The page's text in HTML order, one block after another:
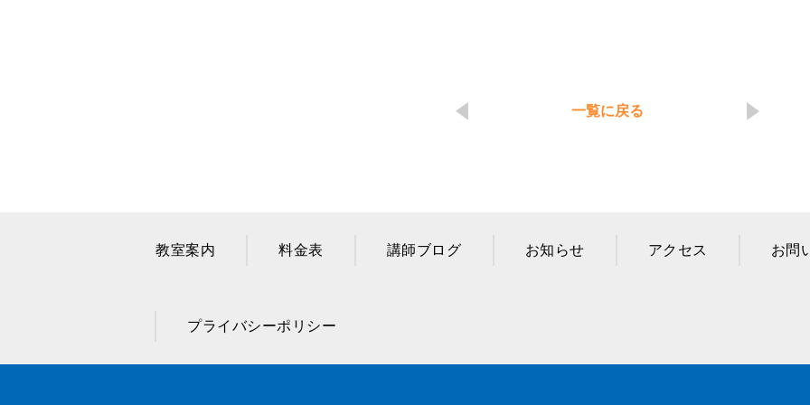
一覧に戻る
教室案内 料金表 講師ブログ お知らせ アクセス お問
プライバシーポリシー